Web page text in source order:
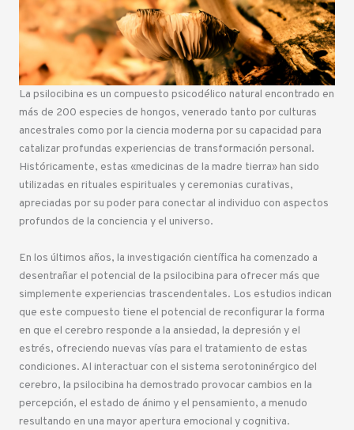
La psilocibina es un compuesto psicodélico natural encontrado en
más de 200 especies de hongos, venerado tanto por culturas
ancestrales como por la ciencia moderna por su capacidad para
catalizar profundas experiencias de transformación personal.
Históricamente, estas «medicinas de la madre tierra» han sido
utilizadas en rituales espirituales y ceremonias curativas,
apreciadas por su poder para conectar al individuo con aspectos
profundos de la conciencia y el universo.
En los últimos años, la investigación científica ha comenzado a
desentrañar el potencial de la psilocibina para ofrecer más que
simplemente experiencias trascendentales. Los estudios indican
que este compuesto tiene el potencial de reconfigurar la forma
en que el cerebro responde a la ansiedad, la depresión y el
estrés, ofreciendo nuevas vías para el tratamiento de estas
condiciones. Al interactuar con el sistema serotoninérgico del
cerebro, la psilocibina ha demostrado provocar cambios en la
percepción, el estado de ánimo y el pensamiento, a menudo
resultando en una mayor apertura emocional y cognitiva.